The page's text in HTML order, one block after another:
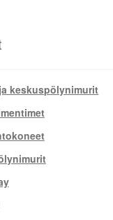
keskuspölynimurit